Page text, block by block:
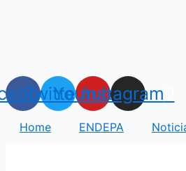
TwitterYoutube
Instagram
Home ENDEPA